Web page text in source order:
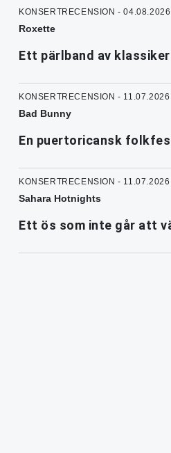
KONSERTRECENSION - 04.08.2026
Roxette
Ett pärlband av klassiker
KONSERTRECENSION - 11.07.2026
Bad Bunny
En puertoricansk
KONSERTRECENSION - 11.07.2026
Sahara Hotnights
Ett ös som inte går att